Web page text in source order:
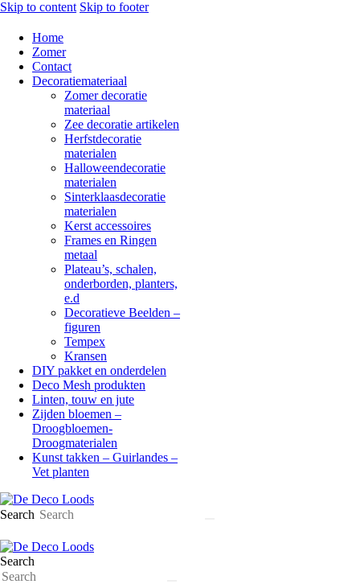
Skip to content Skip to footer
Home
Zomer
Contact
Decoratiemateriaal
Zomer decoratie
materiaal
Zee decoratie artikelen
Herfstdecoratie
materialen
Halloweendecoratie
materialen
Sinterklaasdecoratie
materialen
Kerst accessoires
Frames en Ringen
metaal
Plateau’s, schalen,
onderborden, planters,
e.d
Decoratieve Beelden –
figuren
Tempex
Kransen
DIY pakket en onderdelen
Deco Mesh produkten
Linten, touw en jute
Zijden bloemen –
Droogbloemen-
Droogmaterialen
Kunst takken – Guirlandes –
Vet planten
Search
Search